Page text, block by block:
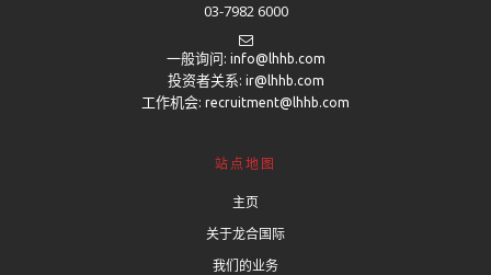
03-7982 6000
一般询问: info@lhhb.com
投资者关系: ir@lhhb.com
工作机会: recruitment@lhhb.com
站点地图
主页
关于龙合国际
我们的业务